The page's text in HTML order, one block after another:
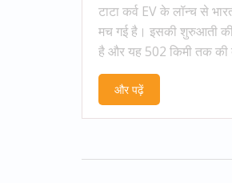
टाटा कर्व EV के लॉन्च से
मच गई है। इसकी शुरुआती
है और यह 502 किमी तक की
12.3-इंच टचस्क्रीन,
अत्याधुनिक सुविधाएँ शामिल हैं।
और पढ़ें